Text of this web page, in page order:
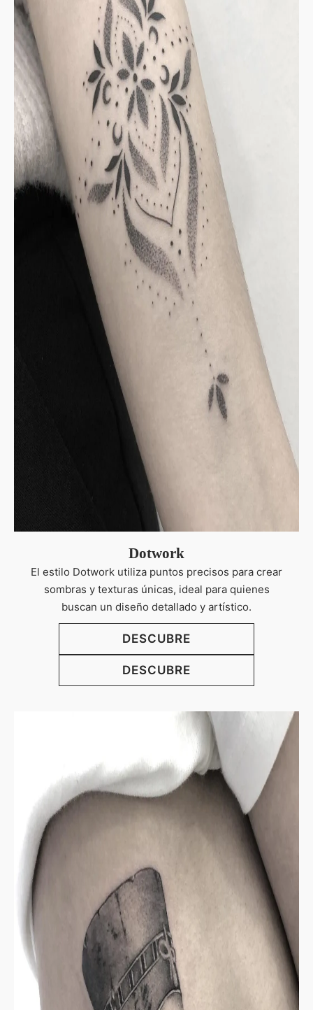
Dotwork
El estilo Dotwork utiliza puntos precisos para crear
sombras y texturas únicas, ideal para quienes
buscan un diseño detallado y artístico.
DESCUBRE
DESCUBRE